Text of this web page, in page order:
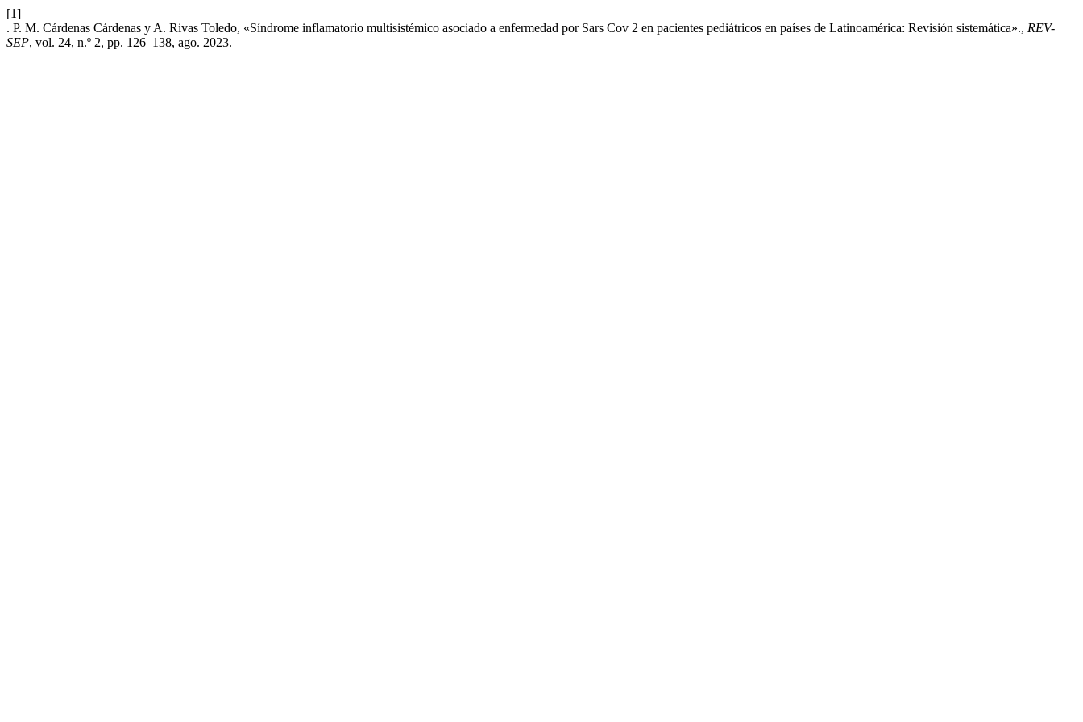
[1]
. P. M. Cárdenas Cárdenas y A. Rivas Toledo, «Síndrome inflamatorio multisistémico asociado a enfermedad por Sars Cov 2 en pacientes pediátricos en países de Latinoamérica: Revisión sistemática»., REV-
SEP, vol. 24, n.º 2, pp. 126–138, ago. 2023.